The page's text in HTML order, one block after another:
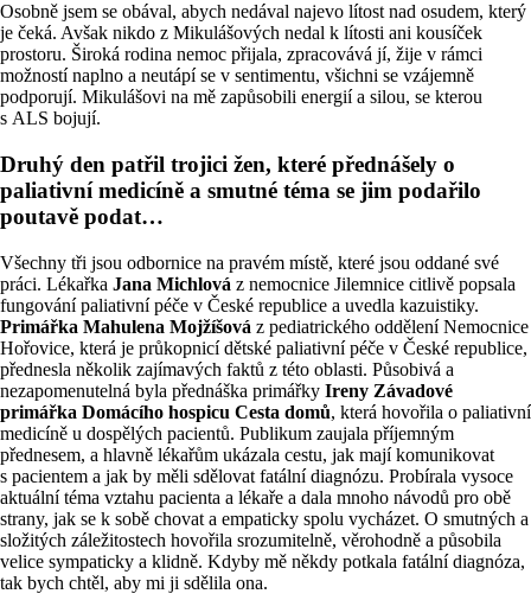
Osobně jsem se obával, abych nedával najevo lítost nad osudem, který
je čeká. Avšak nikdo z Mikulášových nedal k lítosti ani kousíček
prostoru. Široká rodina nemoc přijala, zpracovává jí, žije v rámci
možností naplno a neutápí se v sentimentu, všichni se vzájemně
podporují. Mikulášovi na mě zapůsobili energií a silou, se kterou
s ALS bojují.
Druhý den patřil trojici žen, které přednášely o
paliativní medicíně a smutné téma se jim podařilo
poutavě podat…
Všechny tři jsou odbornice na pravém místě, které jsou oddané své
práci. Lékařka Jana Michlová z nemocnice Jilemnice citlivě popsala
fungování paliativní péče v České republice a uvedla kazuistiky.
Primářka Mahulena Mojžíšová z pediatrického oddělení Nemocnice
Hořovice, která je průkopnicí dětské paliativní péče v České republice,
přednesla několik zajímavých faktů z této oblasti. Působivá a
nezapomenutelná byla přednáška primářky Ireny Závadové
primářka Domácího hospicu Cesta domů, která hovořila o paliativní
medicíně u dospělých pacientů. Publikum zaujala příjemným
přednesem, a hlavně lékařům ukázala cestu, jak mají komunikovat
s pacientem a jak by měli sdělovat fatální diagnózu. Probírala vysoce
aktuální téma vztahu pacienta a lékaře a dala mnoho návodů pro obě
strany, jak se k sobě chovat a empaticky spolu vycházet. O smutných a
složitých záležitostech hovořila srozumitelně, věrohodně a působila
velice sympaticky a klidně. Kdyby mě někdy potkala fatální diagnóza,
tak bych chtěl, aby mi ji sdělila ona.